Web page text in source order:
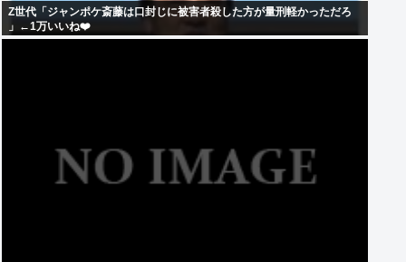
Z世代「ジャンポケ斎藤は口封じに被害者殺した方が量刑軽かっただろ
」←1万いいね❤️